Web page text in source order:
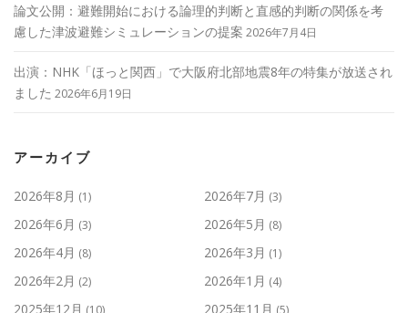
論文公開：避難開始における論理的判断と直感的判断の関係を考
慮した津波避難シミュレーションの提案 2026年7月4日
出演：NHK「ほっと関西」で大阪府北部地震8年の特集が放送され
ました 2026年6月19日
アーカイブ
2026年8月 (1) 2026年7月 (3)
2026年6月 (3) 2026年5月 (8)
2026年4月 (8) 2026年3月 (1)
2026年2月 (2) 2026年1月 (4)
2025年12月 (10) 2025年11月 (5)